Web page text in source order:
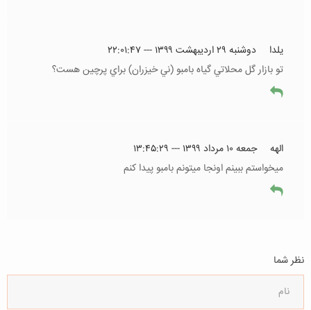
يلدا
دوشنبه ۲۹ اردیبهشت ۱۳۹۹ --- ۲۲:۰۱:۴۷
تو بازار گل محلاتي گياه بامبو (ني خيزران) براي پرچين هست؟
الهه
جمعه ۱۰ مرداد ۱۳۹۹ --- ۱۳:۴۵:۲۹
میخواستم ببینم اونجا میتونم بامبو پیدا کنم
نظر شما